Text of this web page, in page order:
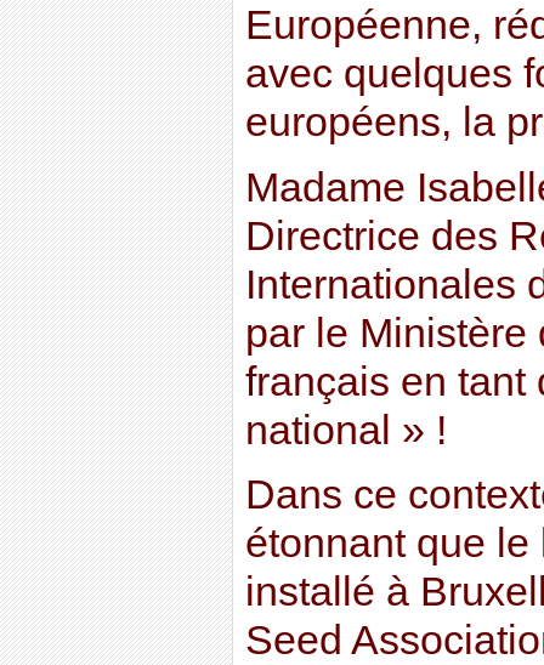
Européenne,
avec quelques
européens, la
Madame
Directrice des
Internationales
par le Ministère
français en tant
national » !
Dans ce
étonnant que
installé à
Seed